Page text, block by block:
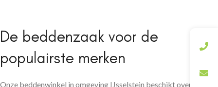
De beddenzaak voor de
populairste merken
Onze beddenwinkel in omgeving IJsselstein beschikt over een